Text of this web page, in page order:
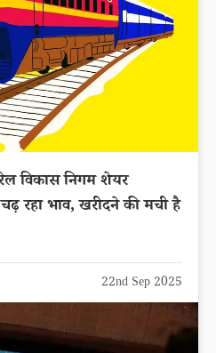
विकास निगम शेयर
रहा भाव, खरीदने की मची है
22nd Sep 2025